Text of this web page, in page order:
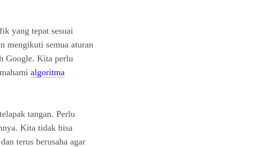
yang tepat sesuai
mengikuti semua aturan
Google. Kita perlu
algoritma
tangan. Perlu
Kita tidak bisa
terus berusaha agar